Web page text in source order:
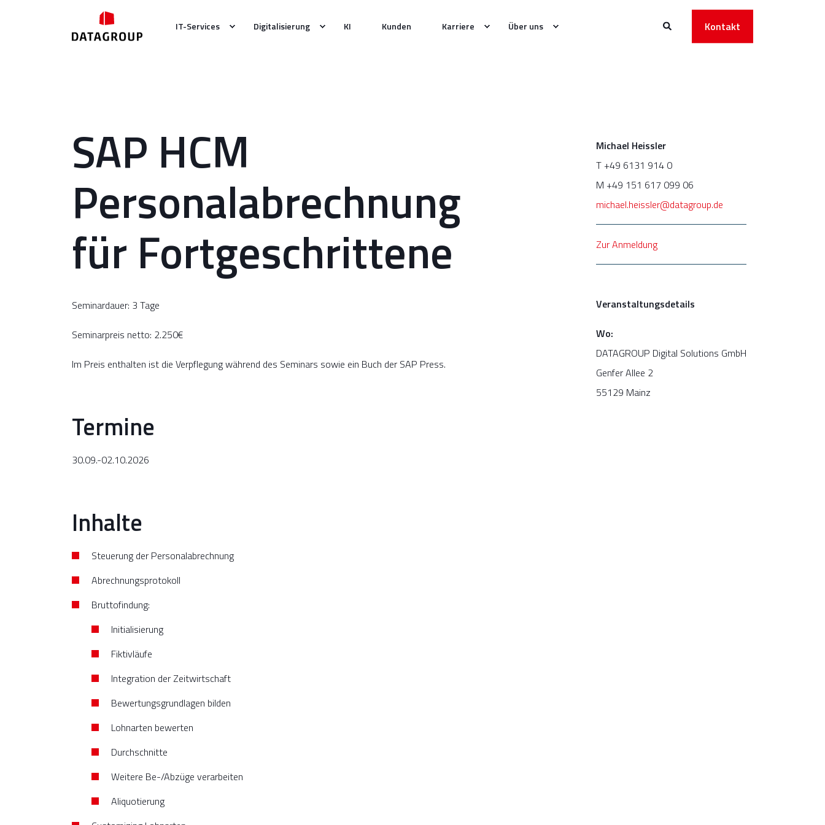
IT-Services Digitalisierung KI Kunden Karriere Über uns Kontakt
SAP HCM
Personalabrechnung
für Fortgeschrittene
Seminardauer: 3 Tage
Seminarpreis netto: 2.250€
Im Preis enthalten ist die Verpflegung während des Seminars sowie ein Buch der SAP Press.
Termine
30.09.-02.10.2026
Inhalte
Steuerung der Personalabrechnung
Abrechnungsprotokoll
Bruttofindung:
Initialisierung
Fiktivläufe
Integration der Zeitwirtschaft
Bewertungsgrundlagen bilden
Lohnarten bewerten
Durchschnitte
Weitere Be-/Abzüge verarbeiten
Aliquotierung
Michael Heissler
T +49 6131 914 0
M +49 151 617 099 06
michael.heissler@datagroup.de
Zur Anmeldung
Veranstaltungsdetails
Wo:
DATAGROUP Digital Solutions GmbH
Genfer Allee 2
55129 Mainz